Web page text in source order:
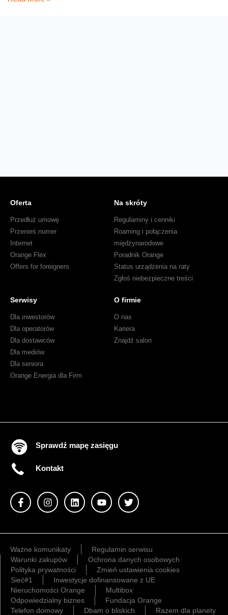
Oferta
Przedłuż umowę
Przenieś numer
Internet
Orange Flex
Offers for foreigners
Na skróty
Regulaminy i cenniki
Roaming i połączenia
międzynarodowe
Poradnik Orange
Status urządzenia na raty
Zgłoś niebezpieczne treści
Serwisy
Dla inwestorów
Dla operatorów
Dla dostawców
Dla mediów
Dla seniora
Orange Energia dla Firm
O firmie
O nas
Kariera
Znajdź salon
Sprawdź mapę zasięgu
Kontakt
Ważne komunikaty
Regulamin serwisu
Warunki zakupów
Ochrona danych osobowych
Polityka prywatności
Zmień ustawienia cookies
Sieć#1
Inwestycje dofinansowane z UE
Nieruchomości Orange
Multibox
Odpowiedzialny biznes
Fundacja Orange
Telefon domowy
Dbam o bliskich Razem dla planety